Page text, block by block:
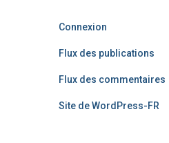
Connexion
Flux des publications
Flux des commentaires
Site de WordPress-FR